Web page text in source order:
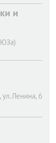
и
ул.Ленина, 6